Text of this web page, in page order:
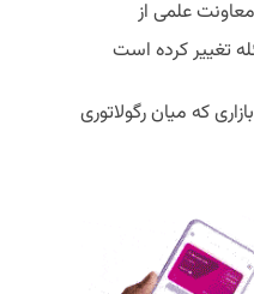
علمی از
تغییر کرده است
که میان رگولاتوری